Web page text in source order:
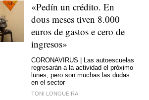
«Pedín un crédito. En
dous meses tiven 8.000
euros de gastos e cero de
ingresos»
CORONAVIRUS | Las autoescuelas
regresarán a la actividad el próximo
lunes, pero son muchas las dudas
en el sector
TONI LONGUEIRA